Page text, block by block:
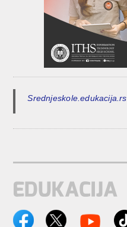
Srednjeskole.edukacija.rs